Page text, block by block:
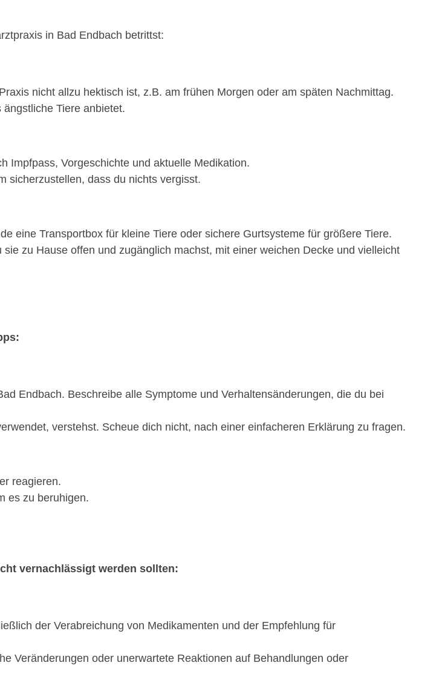
in Bad Endbach betrittst:
nicht allzu hektisch ist, z.B. am frühen Morgen oder am späten Nachmittag.
Tiere anbietet.
Impfpass, Vorgeschichte und aktuelle Medikation.
sicherzustellen, dass du nichts vergisst.
eine Transportbox für kleine Tiere oder sichere Gurtsysteme für größere Tiere.
zu Hause offen und zugänglich machst, mit einer weichen Decke und vielleicht
Endbach. Beschreibe alle Symptome und Verhaltensänderungen, die du bei
verstehst. Scheue dich nicht, nach einer einfacheren Erklärung zu fragen.
reagieren.
es zu beruhigen.
vernachlässigt werden sollten:
der Verabreichung von Medikamenten und der Empfehlung für
Veränderungen oder unerwartete Reaktionen auf Behandlungen oder